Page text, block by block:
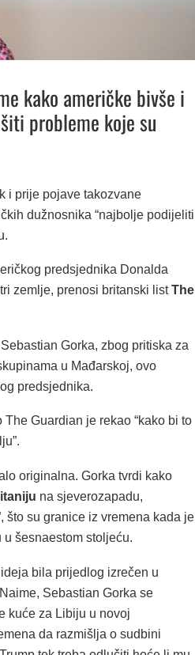
kako američke bivše i
probleme koje su
i prije pojave takozvane
dužnosnika “najbolje podijeliti
predsjednika Donalda
zemlje, prenosi britanski listThe
Gorka, zbog pritiska za
u Mađarskoj, ovo
predsjednika.
Guardian je rekao “kako bi to
originalna. Gorka tvrdi kako
na sjeverozapadu,
što su granice iz vremena kada je
šesnaestom stoljeću.
bila prijedlog izrečen u
Sebastian Gorka se
kuće za Libiju u novoj
da razmišlja o sudbini